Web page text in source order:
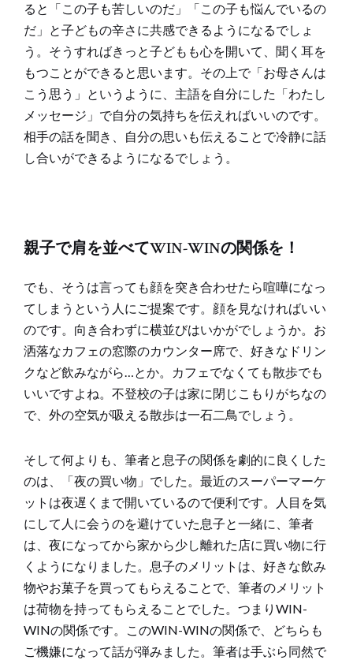
ると「この子も苦しいのだ」「この子も悩んでいるの
だ」と子どもの辛さに共感できるようになるでしょ
う。そうすればきっと子どもも心を開いて、聞く耳を
もつことができると思います。その上で「お母さんは
こう思う」というように、主語を自分にした「わたし
メッセージ」で自分の気持ちを伝えればいいのです。
相手の話を聞き、自分の思いも伝えることで冷静に話
し合いができるようになるでしょう。
親子で肩を並べてWIN-WINの関係を！
でも、そうは言っても顔を突き合わせたら喧嘩になっ
てしまうという人にご提案です。顔を見なければいい
のです。向き合わずに横並びはいかがでしょうか。お
洒落なカフェの窓際のカウンター席で、好きなドリン
クなど飲みながら…とか。カフェでなくても散歩でも
いいですよね。不登校の子は家に閉じこもりがちなの
で、外の空気が吸える散歩は一石二鳥でしょう。
そして何よりも、筆者と息子の関係を劇的に良くした
のは、「夜の買い物」でした。最近のスーパーマーケ
ットは夜遅くまで開いているので便利です。人目を気
にして人に会うのを避けていた息子と一緒に、筆者
は、夜になってから家から少し離れた店に買い物に行
くようになりました。息子のメリットは、好きな飲み
物やお菓子を買ってもらえることで、筆者のメリット
は荷物を持ってもらえることでした。つまりWIN-
WINの関係です。このWIN-WINの関係で、どちらも
ご機嫌になって話が弾みました。筆者は手ぶら同然で